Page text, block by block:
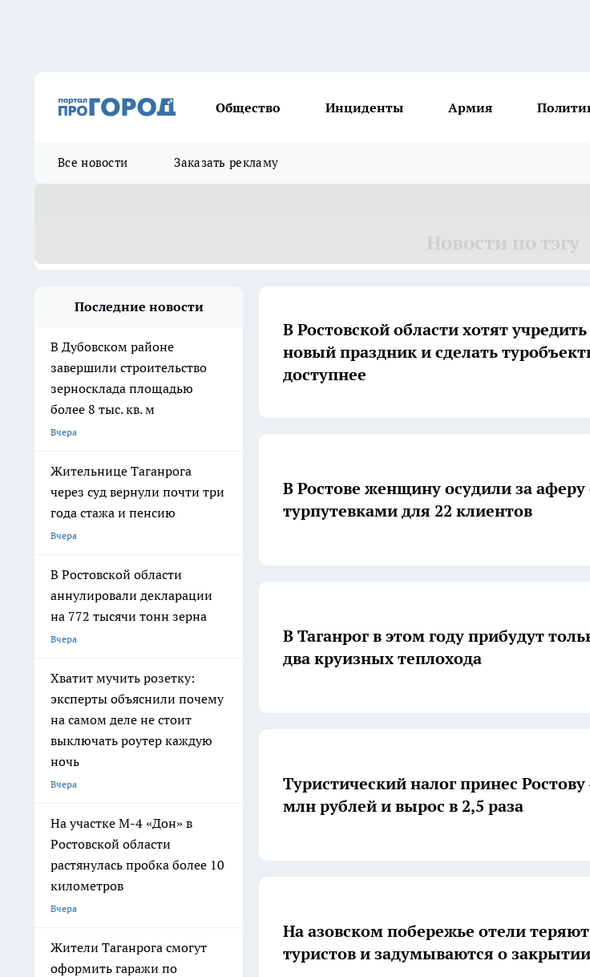
Общество Инциденты Армия
Все новости Заказать рекламу
Последние новости
В Дубовском районе
завершили строительство
зерносклада площадью
более 8 тыс. кв. м
Вчера
Жительнице Таганрога
через суд вернули почти три
года стажа и пенсию
Вчера
В Ростовской области
аннулировали декларации
на 772 тысячи тонн зерна
Вчера
Хватит мучить розетку:
эксперты объяснили почему
на самом деле не стоит
выключать роутер каждую
ночь
Вчера
На участке М-4 «Дон» в
Ростовской области
растянулась пробка более 10
километров
Вчера
Жители Таганрога смогут
оформить гаражи по
В Ростовской области хотят учредить
новый праздник и сделать
доступнее
В Ростове женщину осудили за аферу
турпутевками для 22 клиентов
В Таганрог в этом году прибудут
два круизных теплохода
Туристический налог принес Ростову
млн рублей и вырос в 2,5 раза
На азовском побережье отели теряют
туристов и задумываются о закрытии